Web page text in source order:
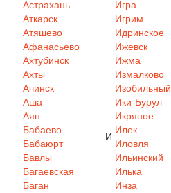
Астрахань
Аткарск
Атяшево
Афанасьево
Ахтубинск
Ахты
Ачинск
Аша
Аян
Бабаево
Бабаюрт
Бавлы
Багаевская
Баган
И
Игра
Игрим
Идринское
Ижевск
Ижма
Измалково
Изобильный
Ики-Бурул
Икряное
Илек
Иловля
Ильинский
Илька
Инза